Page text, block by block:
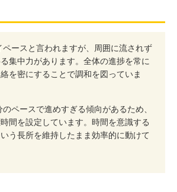
ペースと言われますが、周囲に流されず
集中力があります。全体の進捗を常に
を密にすることで調和を図っていま
のペースで進めすぎる傾向があるため、
間を設定しています。時間を意識する
う長所を維持したまま効率的に動けて